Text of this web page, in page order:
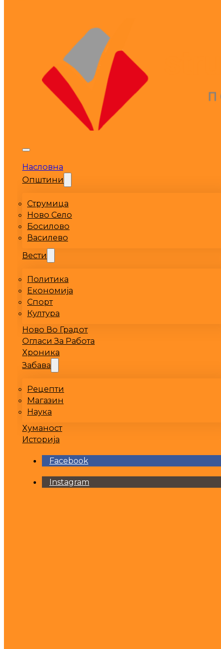
Насловна
Општини
Струмица
Ново Село
Босилово
Василево
Вести
Политика
Економија
Спорт
Култура
Ново Во Градот
Огласи За Работа
Хроника
Забава
Рецепти
Магазин
Наука
Хуманост
Историја
Facebook
Instagram